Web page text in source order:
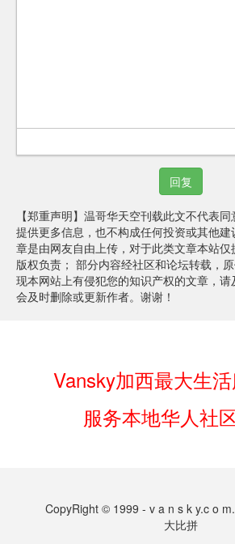
回复
【郑重声明】温哥华天空刊载此文不代表
提供更多信息，也不构成任何投资或其他
章是由网友自由上传，对于此类文章本站
版权负责； 部分内容经社区和论坛转载，
现本网站上有侵犯您的知识产权的文章，
会及时删除或更新作者。谢谢！
Vansky加西最大生
服务本地华人社
CopyRight © 1999 - v a n s k y.c o
大比拼